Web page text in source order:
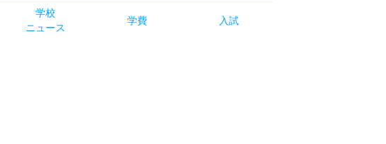
学校
ニュース
学費 入試